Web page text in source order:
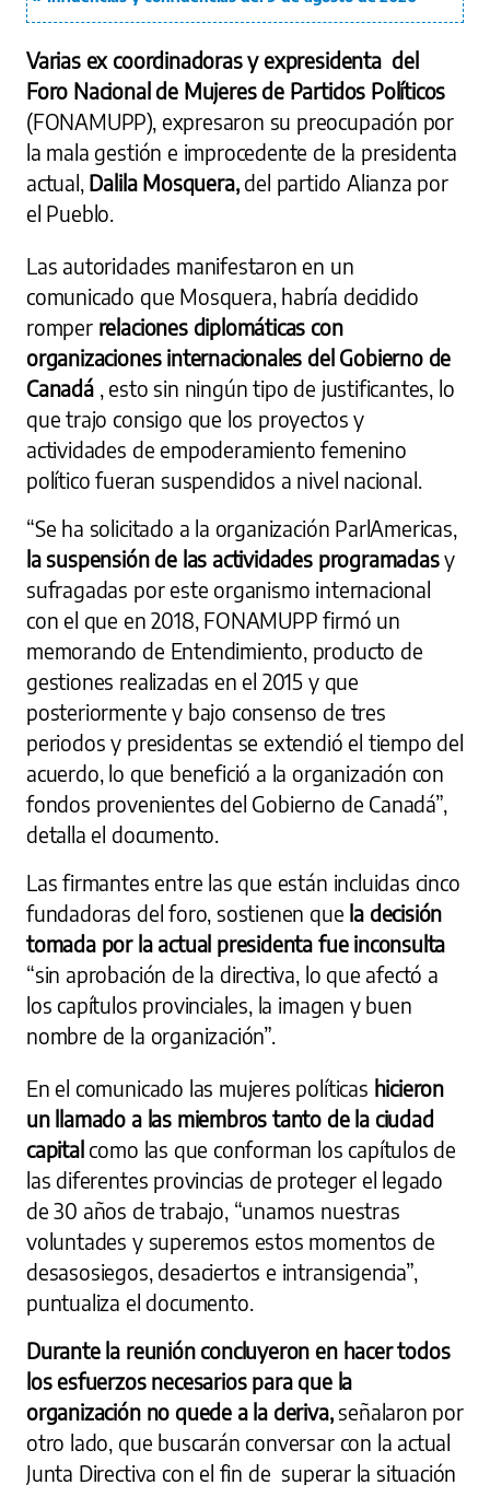
Varias ex coordinadoras y expresidenta del
Foro Nacional de Mujeres de Partidos Políticos
(FONAMUPP), expresaron su preocupación por
la mala gestión e improcedente de la presidenta
actual, Dalila Mosquera, del partido Alianza por
el Pueblo.
Las autoridades manifestaron en un
comunicado que Mosquera, habría decidido
romper relaciones diplomáticas con
organizaciones internacionales del Gobierno de
Canadá , esto sin ningún tipo de justificantes, lo
que trajo consigo que los proyectos y
actividades de empoderamiento femenino
político fueran suspendidos a nivel nacional.
“Se ha solicitado a la organización ParlAmericas,
la suspensión de las actividades programadasy
sufragadas por este organismo internacional
con el que en 2018, FONAMUPP firmó un
memorando de Entendimiento, producto de
gestiones realizadas en el 2015 y que
posteriormente y bajo consenso de tres
periodos y presidentas se extendió el tiempo del
acuerdo, lo que benefició a la organización con
fondos provenientes del Gobierno de Canadá”,
detalla el documento.
Las firmantes entre las que están incluidas cinco
fundadoras del foro, sostienen que la decisión
tomada por la actual presidenta fue inconsulta
“sin aprobación de la directiva, lo que afectó a
los capítulos provinciales, la imagen y buen
nombre de la organización”.
En el comunicado las mujeres políticas hicieron
un llamado a las miembros tanto de la ciudad
capitalcomo las que conforman los capítulos de
las diferentes provincias de proteger el legado
de 30 años de trabajo, “unamos nuestras
voluntades y superemos estos momentos de
desasosiegos, desaciertos e intransigencia”,
puntualiza el documento.
Durante la reunión concluyeron en hacer todos
los esfuerzos necesarios para que la
organización no quede a la deriva,señalaron por
otro lado, que buscarán conversar con la actual
Junta Directiva con el fin de superar la situación